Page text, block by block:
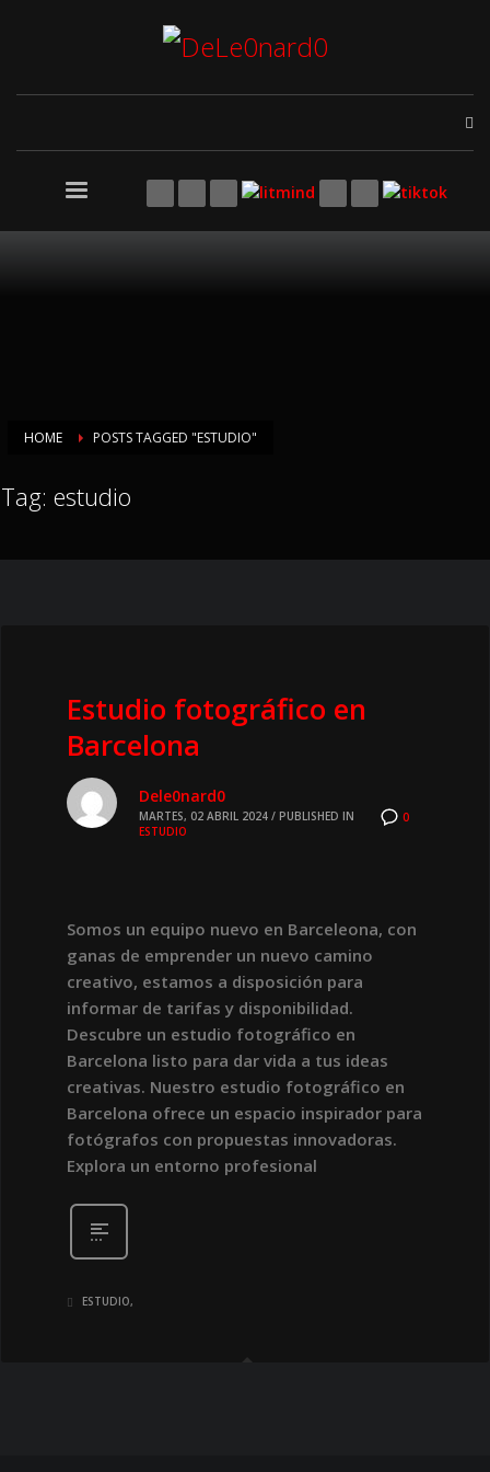
HOME POSTS TAGGED "ESTUDIO"
Tag: estudio
Estudio fotográfico en
Barcelona
0
Dele0nard0
MARTES, 02 ABRIL 2024 / PUBLISHED IN
ESTUDIO
Somos un equipo nuevo en Barceleona, con
ganas de emprender un nuevo camino
creativo, estamos a disposición para
informar de tarifas y disponibilidad.
Descubre un estudio fotográfico en
Barcelona listo para dar vida a tus ideas
creativas. Nuestro estudio fotográfico en
Barcelona ofrece un espacio inspirador para
fotógrafos con propuestas innovadoras.
Explora un entorno profesional
ESTUDIO